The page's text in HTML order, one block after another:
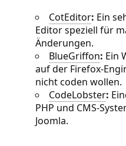
CotEditor: Ein
Editor speziell für
Änderungen.
BlueGriffon: Ein
auf der Firefox-
nicht coden wollen.
CodeLobster:
PHP und CMS-
Joomla.